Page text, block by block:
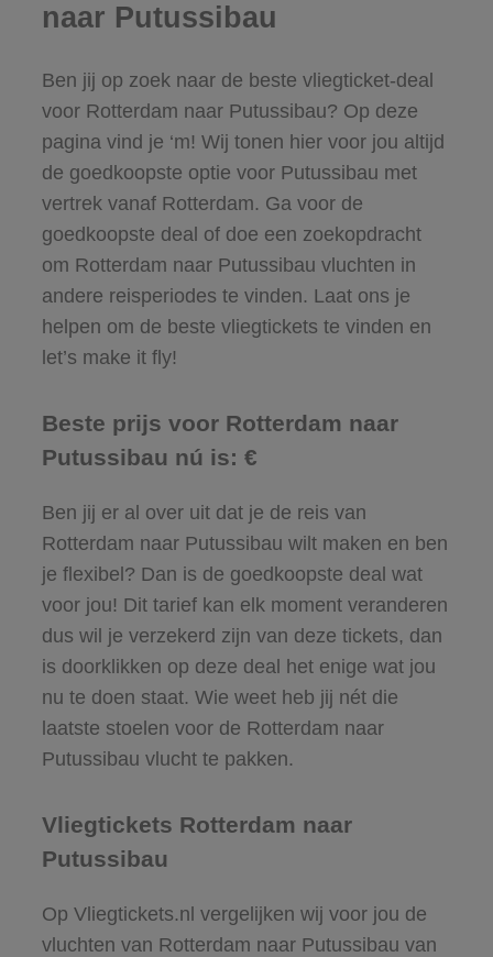
naar Putussibau
Ben jij op zoek naar de beste vliegticket-deal
voor Rotterdam naar Putussibau? Op deze
pagina vind je ‘m! Wij tonen hier voor jou altijd
de goedkoopste optie voor Putussibau met
vertrek vanaf Rotterdam. Ga voor de
goedkoopste deal of doe een zoekopdracht
om Rotterdam naar Putussibau vluchten in
andere reisperiodes te vinden. Laat ons je
helpen om de beste vliegtickets te vinden en
let’s make it fly!
Beste prijs voor Rotterdam naar
Putussibau nú is: €
Ben jij er al over uit dat je de reis van
Rotterdam naar Putussibau wilt maken en ben
je flexibel? Dan is de goedkoopste deal wat
voor jou! Dit tarief kan elk moment veranderen
dus wil je verzekerd zijn van deze tickets, dan
is doorklikken op deze deal het enige wat jou
nu te doen staat. Wie weet heb jij nét die
laatste stoelen voor de Rotterdam naar
Putussibau vlucht te pakken.
Vliegtickets Rotterdam naar
Putussibau
Op Vliegtickets.nl vergelijken wij voor jou de
vluchten van Rotterdam naar Putussibau van